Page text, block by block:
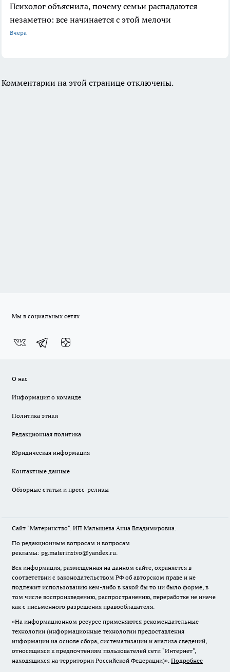
Психолог объяснила, почему семьи распадаются
незаметно: все начинается с этой мелочи
Вчера
Комментарии на этой странице отключены.
Мы в социальных сетях
О нас
Информация о команде
Политика этики
Редакционная политика
Юридическая информация
Контактные данные
Обзорные статьи и пресс-релизы
Сайт "Материнство". ИП Малышева Анна Владимировна.
По редакционным вопросам и вопросам
рекламы: pg.materinstvo@yandex.ru.
Вся информация, размещенная на данном сайте, охраняется в
соответствии с законодательством РФ об авторском праве и не
подлежит использованию кем-либо в какой бы то ни было форме, в
том числе воспроизведению, распространению, переработке не иначе
как с письменного разрешения правообладателя.
«На информационном ресурсе применяются рекомендательные
технологии (информационные технологии предоставления
информации на основе сбора, систематизации и анализа сведений,
относящихся к предпочтениям пользователей сети "Интернет",
находящихся на территории Российской Федерации)». Подробнее